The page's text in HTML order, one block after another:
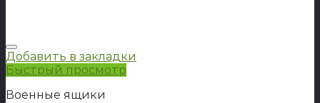
Добавить в закладки
Быстрый просмотр
Военные ящики